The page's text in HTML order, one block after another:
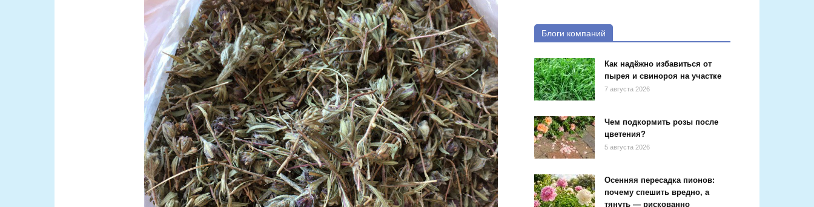
Блоги компаний
Как надёжно избавиться от
пырея и свинороя на участке
7 августа 2026
Чем подкормить розы после
цветения?
5 августа 2026
Осенняя пересадка пионов:
почему спешить вредно, а
тянуть — рискованно